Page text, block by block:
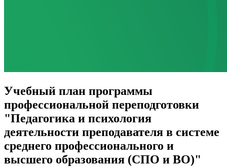
Учебный план программы
профессиональной переподготовки
"Педагогика и психология
деятельности преподавателя в системе
среднего профессионального и
высшего образования (СПО и ВО)"